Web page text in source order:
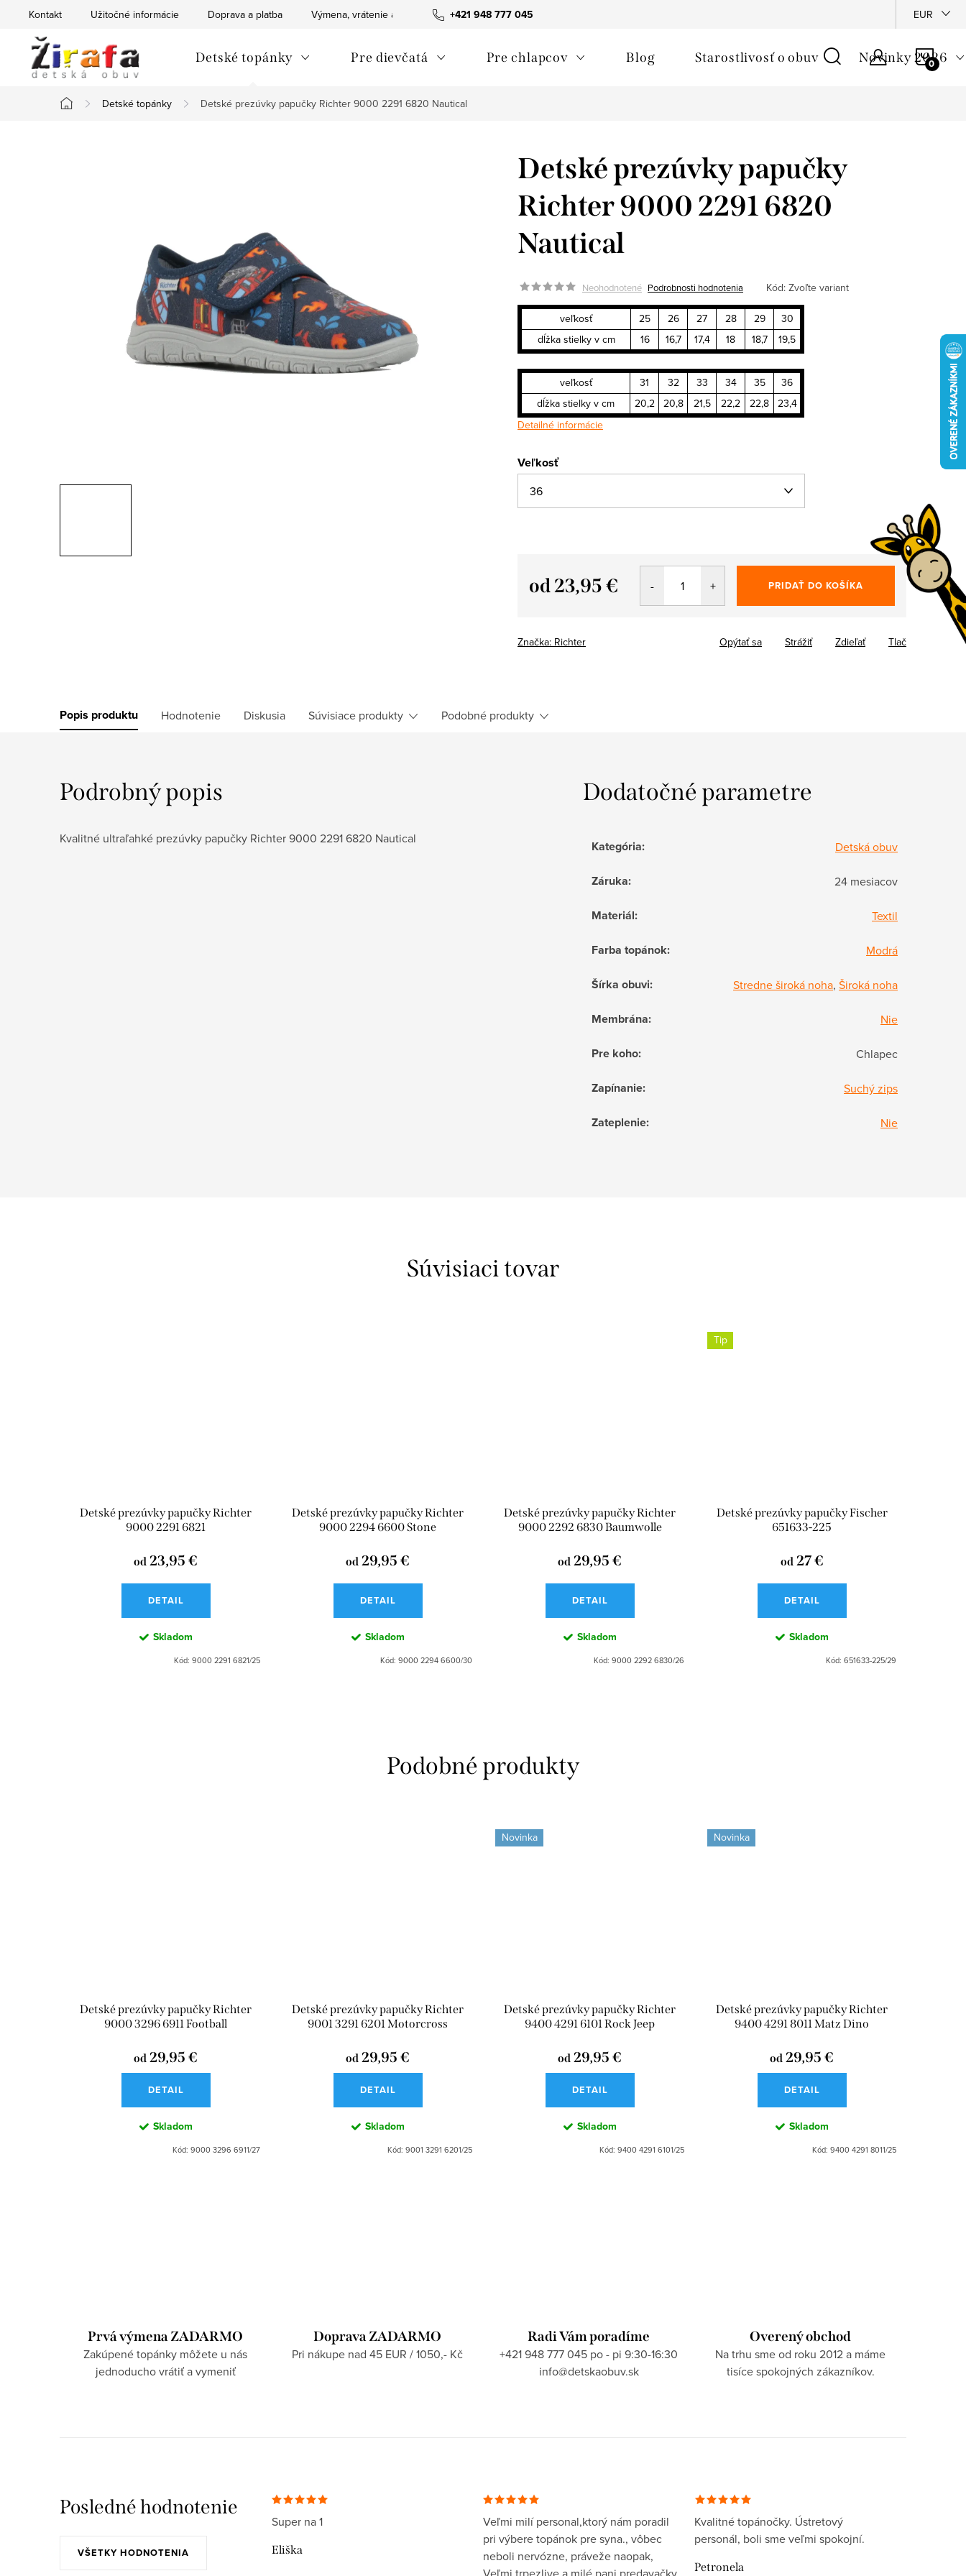
+421 948 777 045
Kontakt Užitočné informácie Doprava a platba Výmena, vrátenie a reklamácie tovaru Ako nakupovať Ochrana osobných
EUR
Detské topánky Pre dievčatá Pre chlapcov Blog Starostlivosť o obuv Novinky 2026
Domov
Detské topánky Detské prezúvky papučky Richter 9000 2291 6820 Nautical
Detské prezúvky papučky
Richter 9000 2291 6820
Nautical
Neohodnotené Podrobnosti hodnotenia Kód: Zvoľte variant
veľkosť 25 26 27 28 29
30
dĺžka stielky v cm
16 16,7 17,4 18 18,7 19,5
veľkosť 31 32 33 34 35
36
dĺžka stielky v cm
20,2 20,8 21,5 22,2 22,8 23,4
Detailné informácie
Veľkosť
od23,95 € PRIDAŤ DO KOŠÍKA
Značka: Richter Tlač
Opýtať sa Strážiť Zdieľať
Popis produktu Hodnotenie Diskusia Súvisiace produkty Podobné produkty
Podrobný popis
Kvalitné ultraľahké prezúvky papučky Richter 9000 2291 6820 Nautical
Dodatočné parametre
Kategória: Detská obuv
Záruka: 24 mesiacov
Materiál: Textil
Farba topánok: Modrá
Šírka obuvi: Stredne široká noha, Široká noha
Membrána: Nie
Pre koho: Chlapec
Zapínanie: Suchý zips
Zateplenie: Nie
Súvisiaci tovar
Detské prezúvky papučky Richter
9000 2291 6821
od 23,95 €
DETAIL
Skladom
Kód: 9000 2291 6821/25
Detské prezúvky papučky Richter
9000 2294 6600 Stone
od 29,95 €
DETAIL
Skladom
Kód: 9000 2294 6600/30
Detské prezúvky papučky Richter
9000 2292 6830 Baumwolle
od 29,95 €
DETAIL
Skladom
Kód: 9000 2292 6830/26
Tip
Detské prezúvky papučky Fischer
651633-225
od 27 €
DETAIL
Skladom
Kód: 651633-225/29
Detské prezúvky papučky Richter
9000 3296 6911 Football
od 29,95 €
DETAIL
Skladom
Kód: 9000 3296 6911/27
Detské prezúvky papučky Richter
9001 3291 6201 Motorcross
od 29,95 €
DETAIL
Skladom
Kód: 9001 3291 6201/25
Novinka
Detské prezúvky papučky Richter
9400 4291 6101 Rock Jeep
od 29,95 €
DETAIL
Skladom
Kód: 9400 4291 6101/25
Novinka
Detské prezúvky papučky Richter
9400 4291 8011 Matz Dino
od 29,95 €
DETAIL
Skladom
Kód: 9400 4291 8011/25
Prvá výmena ZADARMO
Zakúpené topánky môžete u nás
jednoducho vrátiť a vymeniť
Doprava ZADARMO
Pri nákupe nad 45 EUR / 1050,- Kč
Radi Vám poradíme
+421 948 777 045 po - pi 9:30-16:30
info@detskaobuv.sk
Overený obchod
Na trhu sme od roku 2012 a máme
tisíce spokojných zákazníkov.
Posledné hodnotenie
VŠETKY HODNOTENIA
Super na 1
Eliška
Veľmi milí personal,ktorý nám poradil
pri výbere topánok pre syna., vôbec
neboli nervózne, práveže naopak,
Kvalitné topánočky. Ústretový
personál, boli sme veľmi spokojní.
Petronela